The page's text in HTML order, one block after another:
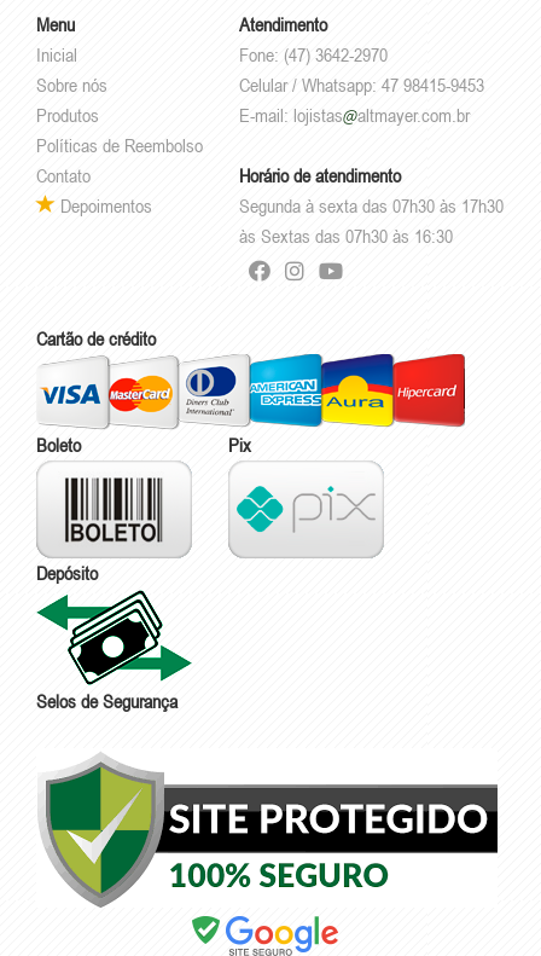
Menu
Inicial
Sobre nós
Produtos
Políticas de Reembolso
Contato
Depoimentos
Atendimento
Fone: (47) 3642-2970
Celular / Whatsapp: 47 98415-9453
E-mail: lojistas altmayer.com.br
Horário de atendimento
Segunda à sexta das 07h30 às 17h30
às Sextas das 07h30 às 16:30
Cartão de crédito
Boleto Pix
Depósito
Selos de Segurança